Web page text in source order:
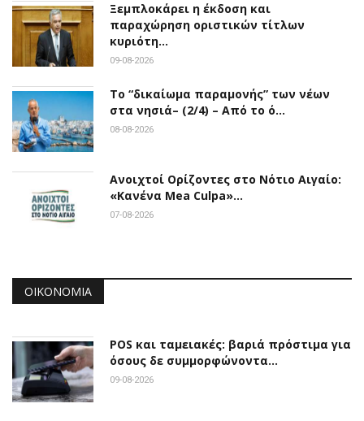
Ξεμπλοκάρει η έκδοση και
παραχώρηση οριστικών τίτλων
κυριότη…
09-08-2026
Το “δικαίωμα παραμονής” των νέων
στα νησιά– (2/4) – Από το ό…
08-08-2026
Ανοιχτοί Ορίζοντες στο Νότιο Αιγαίο:
«Κανένα Mea Culpa»…
07-08-2026
ΟΙΚΟΝΟΜΊΑ
POS και ταμειακές: βαριά πρόστιμα για
όσους δε συμμορφώνοντα…
09-08-2026